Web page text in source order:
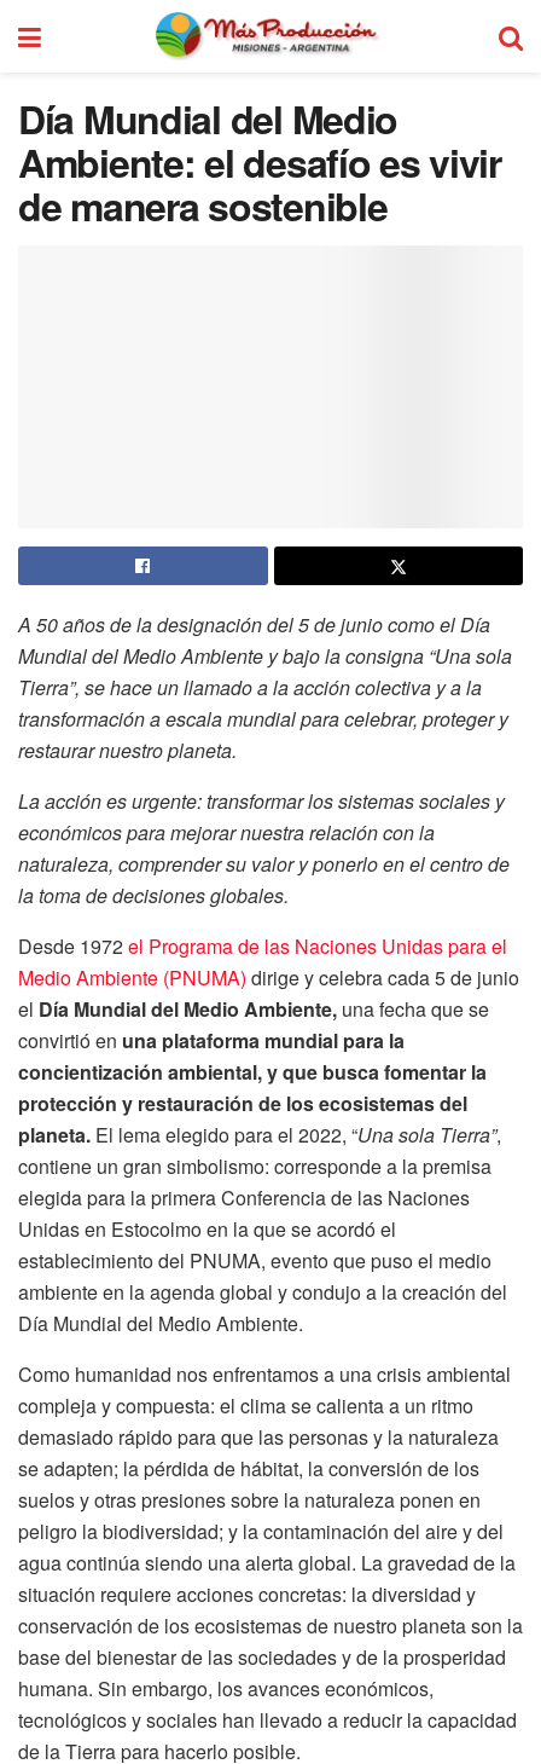
Día Mundial del Medio
Ambiente: el desafío es vivir
de manera sostenible
A 50 años de la designación del 5 de junio como el Día
Mundial del Medio Ambiente y bajo la consigna “Una sola
Tierra”, se hace un llamado a la acción colectiva y a la
transformación a escala mundial para celebrar, proteger y
restaurar nuestro planeta.
La acción es urgente: transformar los sistemas sociales y
económicos para mejorar nuestra relación con la
naturaleza, comprender su valor y ponerlo en el centro de
la toma de decisiones globales.
Desde 1972el Programa de las Naciones Unidas para el
Medio Ambiente (PNUMA) dirige y celebra cada 5 de junio
el Día Mundial del Medio Ambiente, una fecha que se
convirtió en una plataforma mundial para la
concientización ambiental, y que busca fomentar la
protección y restauración de los ecosistemas del
planeta. El lema elegido para el 2022, “Una sola Tierra”,
contiene un gran simbolismo: corresponde a la premisa
elegida para la primera Conferencia de las Naciones
Unidas en Estocolmo en la que se acordó el
establecimiento del PNUMA, evento que puso el medio
ambiente en la agenda global y condujo a la creación del
Día Mundial del Medio Ambiente.
Como humanidad nos enfrentamos a una crisis ambiental
compleja y compuesta: el clima se calienta a un ritmo
demasiado rápido para que las personas y la naturaleza
se adapten; la pérdida de hábitat, la conversión de los
suelos y otras presiones sobre la naturaleza ponen en
peligro la biodiversidad; y la contaminación del aire y del
agua continúa siendo una alerta global. La gravedad de la
situación requiere acciones concretas: la diversidad y
conservación de los ecosistemas de nuestro planeta son la
base del bienestar de las sociedades y de la prosperidad
humana. Sin embargo, los avances económicos,
tecnológicos y sociales han llevado a reducir la capacidad
de la Tierra para hacerlo posible.